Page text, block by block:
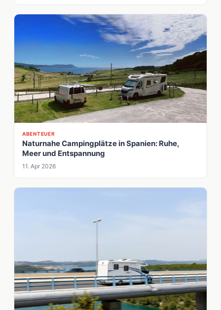
ABENTEUER
Naturnahe Campingplätze in Spanien: Ruhe,
Meer und Entspannung
11. Apr 2026